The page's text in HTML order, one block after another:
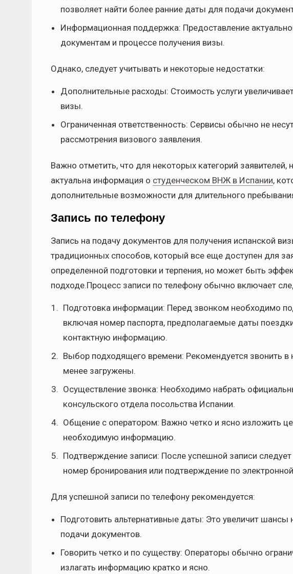
позволяет найти более ранние даты для подачи
Информационная поддержка: Предоставление
документам и процессе получения визы.
Однако, следует учитывать и некоторые недостатки:
Дополнительные расходы: Стоимость услуги
визы.
Ограниченная ответственность: Сервисы обычно не
рассмотрения визового заявления.
Важно отметить, что для некоторых категорий
актуальна информация о студенческом ВНЖ в Испании,
дополнительные возможности для длительного
Запись по телефону
Запись на подачу документов для получения испанской
традиционных способов, который все еще доступен для
определенной подготовки и терпения, но может быть
подходе.Процесс записи по телефону обычно включает
Подготовка информации: Перед звонком необходимо
включая номер паспорта, предполагаемые даты
контактную информацию.
Выбор подходящего времени: Рекомендуется звонить в
менее загружены.
Осуществление звонка: Необходимо набрать
консульского отдела посольства Испании.
Общение с оператором: Важно четко и ясно изложить
необходимую информацию.
Подтверждение записи: После успешной записи
номер бронирования или подтверждение по
Для успешной записи по телефону рекомендуется:
Подготовить альтернативные даты: Это увеличит шансы
подачи документов.
Говорить четко и по существу: Операторы обычно
излагать информацию кратко и ясно.